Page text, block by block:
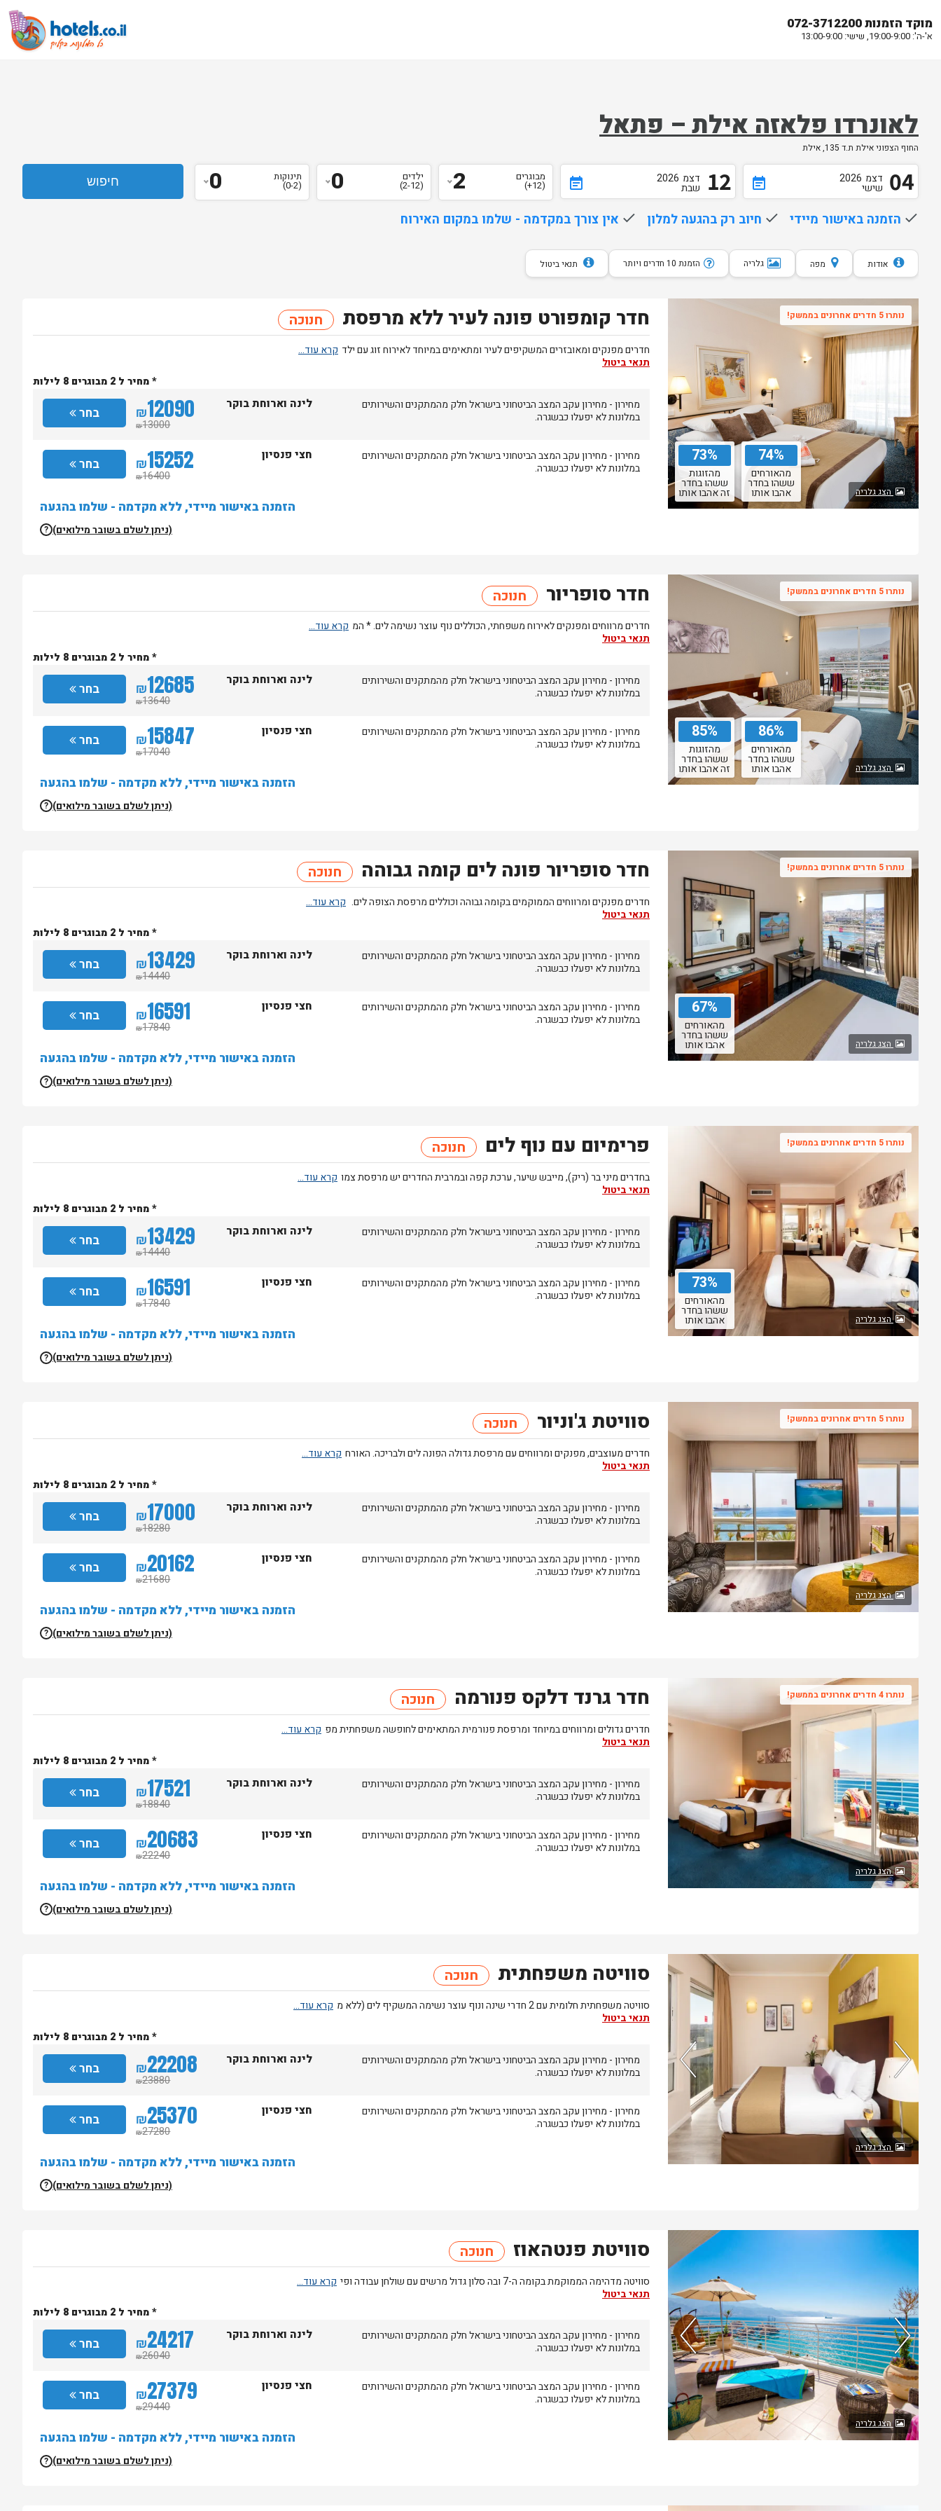
מוקד הזמנות 072-3712200
א'-ה': 19:00-9:00, שישי: 13:00-9:00
לאונרדו פלאזה אילת – פתאל
החוף הצפוני אילת ת.ד 135, אילת
event_note 04 דצמ 2026
שישי event_note 12 דצמ 2026
שבת
מבוגרים
(12+)
2 ילדים
(2-12)
0 תינוקות
(0-2)
0
done הזמנה באישור מיידי done חיוב רק בהגעה למלון done אין צורך במקדמה - שלמו במקום האירוח
אודות מפה גלריה הזמנת 10 חדרים ויותר תנאי ביטול
74%
מהאורחים
ששהו בחדר
אהבו אותו
73%
מהזוגות
ששהו בחדר
זה אהבו אותו
נותרו 5 חדרים אחרונים בממשק!
הצג גלריה
חדר קומפורט פונה לעיר ללא מרפסת חנוכה
חדרים מפנקים ומאובזרים המשקיפים לעיר ומתאימים במיוחד לאירוח זוג עם ילד
תנאי ביטול
* מחיר ל 2 מבוגרים 8 לילות
מחירון- מחירוןעקב המצב הביטחוני בישראל חלק מהמתקנים והשירותים
במלונות לא יפעלו כבשגרה.
בחר ₪12090
₪13000
לינה וארוחת בוקר
מחירון- מחירוןעקב המצב הביטחוני בישראל חלק מהמתקנים והשירותים
במלונות לא יפעלו כבשגרה.
בחר ₪15252
₪16400
חצי פנסיון
הזמנה באישור מיידי, ללא מקדמה - שלמו בהגעה
(ניתן לשלם בשובר מילואים) ?
86%
מהאורחים
ששהו בחדר
אהבו אותו
85%
מהזוגות
ששהו בחדר
זה אהבו אותו
נותרו 5 חדרים אחרונים בממשק!
הצג גלריה
חדר סופריור חנוכה
חדרים מרווחים ומפנקים לאירוח משפחתי, הכוללים נוף עוצר נשימה לים. * המ
תנאי ביטול
* מחיר ל 2 מבוגרים 8 לילות
מחירון- מחירוןעקב המצב הביטחוני בישראל חלק מהמתקנים והשירותים
במלונות לא יפעלו כבשגרה.
בחר ₪12685
₪13640
לינה וארוחת בוקר
מחירון- מחירוןעקב המצב הביטחוני בישראל חלק מהמתקנים והשירותים
במלונות לא יפעלו כבשגרה.
בחר ₪15847
₪17040
חצי פנסיון
הזמנה באישור מיידי, ללא מקדמה - שלמו בהגעה
(ניתן לשלם בשובר מילואים) ?
67%
מהאורחים
ששהו בחדר
אהבו אותו
נותרו 5 חדרים אחרונים בממשק!
הצג גלריה
חדר סופריור פונה לים קומה גבוהה חנוכה
חדרים מפנקים ומרווחים הממוקמים בקומה גבוהה וכוללים מרפסת הצופה לים.
תנאי ביטול
* מחיר ל 2 מבוגרים 8 לילות
מחירון- מחירוןעקב המצב הביטחוני בישראל חלק מהמתקנים והשירותים
במלונות לא יפעלו כבשגרה.
בחר ₪13429
₪14440
לינה וארוחת בוקר
מחירון- מחירוןעקב המצב הביטחוני בישראל חלק מהמתקנים והשירותים
במלונות לא יפעלו כבשגרה.
בחר ₪16591
₪17840
חצי פנסיון
הזמנה באישור מיידי, ללא מקדמה - שלמו בהגעה
(ניתן לשלם בשובר מילואים) ?
73%
מהאורחים
ששהו בחדר
אהבו אותו
נותרו 5 חדרים אחרונים בממשק!
הצג גלריה
פרימיום עם נוף לים חנוכה
בחדרים מיני בר (ריק), מייבש שיער, ערכת קפה ובמרבית החדרים יש מרפסת צמו
תנאי ביטול
* מחיר ל 2 מבוגרים 8 לילות
מחירון- מחירוןעקב המצב הביטחוני בישראל חלק מהמתקנים והשירותים
במלונות לא יפעלו כבשגרה.
בחר ₪13429
₪14440
לינה וארוחת בוקר
מחירון- מחירוןעקב המצב הביטחוני בישראל חלק מהמתקנים והשירותים
במלונות לא יפעלו כבשגרה.
בחר ₪16591
₪17840
חצי פנסיון
הזמנה באישור מיידי, ללא מקדמה - שלמו בהגעה
(ניתן לשלם בשובר מילואים) ?
נותרו 5 חדרים אחרונים בממשק!
הצג גלריה
סוויטת ג'וניור חנוכה
חדרים מעוצבים, מפנקים ומרווחים עם מרפסת גדולה הפונה לים ולבריכה. האורח
תנאי ביטול
* מחיר ל 2 מבוגרים 8 לילות
מחירון- מחירוןעקב המצב הביטחוני בישראל חלק מהמתקנים והשירותים
במלונות לא יפעלו כבשגרה.
בחר ₪17000
₪18280
לינה וארוחת בוקר
מחירון- מחירוןעקב המצב הביטחוני בישראל חלק מהמתקנים והשירותים
במלונות לא יפעלו כבשגרה.
בחר ₪20162
₪21680
חצי פנסיון
הזמנה באישור מיידי, ללא מקדמה - שלמו בהגעה
(ניתן לשלם בשובר מילואים) ?
נותרו 4 חדרים אחרונים בממשק!
הצג גלריה
חדר גרנד דלקס פנורמה חנוכה
חדרים גדולים ומרווחים במיוחד ומרפסת פנורמית המתאימים לחופשה משפחתית מפ
תנאי ביטול
* מחיר ל 2 מבוגרים 8 לילות
מחירון- מחירוןעקב המצב הביטחוני בישראל חלק מהמתקנים והשירותים
במלונות לא יפעלו כבשגרה.
בחר ₪17521
₪18840
לינה וארוחת בוקר
מחירון- מחירוןעקב המצב הביטחוני בישראל חלק מהמתקנים והשירותים
במלונות לא יפעלו כבשגרה.
בחר ₪20683
₪22240
חצי פנסיון
הזמנה באישור מיידי, ללא מקדמה - שלמו בהגעה
(ניתן לשלם בשובר מילואים) ?
חדר אחרון בממשק
הצג גלריה
סוויטה משפחתית חנוכה
סוויטה משפחתית חלומית עם 2 חדרי שינה ונוף עוצר נשימה המשקיף לים (ללא מ
תנאי ביטול
* מחיר ל 2 מבוגרים 8 לילות
מחירון- מחירוןעקב המצב הביטחוני בישראל חלק מהמתקנים והשירותים
במלונות לא יפעלו כבשגרה.
בחר ₪22208
₪23880
לינה וארוחת בוקר
מחירון- מחירוןעקב המצב הביטחוני בישראל חלק מהמתקנים והשירותים
במלונות לא יפעלו כבשגרה.
בחר ₪25370
₪27280
חצי פנסיון
הזמנה באישור מיידי, ללא מקדמה - שלמו בהגעה
(ניתן לשלם בשובר מילואים) ?
הצג גלריה
סוויטת פנטהאוז חנוכה
סוויטה מדהימה הממוקמת בקומה ה-7 ובה סלון גדול מרשים עם שולחן עבודה ופי
תנאי ביטול
* מחיר ל 2 מבוגרים 8 לילות
מחירון- מחירוןעקב המצב הביטחוני בישראל חלק מהמתקנים והשירותים
במלונות לא יפעלו כבשגרה.
בחר ₪24217
₪26040
לינה וארוחת בוקר
מחירון- מחירוןעקב המצב הביטחוני בישראל חלק מהמתקנים והשירותים
במלונות לא יפעלו כבשגרה.
בחר ₪27379
₪29440
חצי פנסיון
הזמנה באישור מיידי, ללא מקדמה - שלמו בהגעה
(ניתן לשלם בשובר מילואים) ?